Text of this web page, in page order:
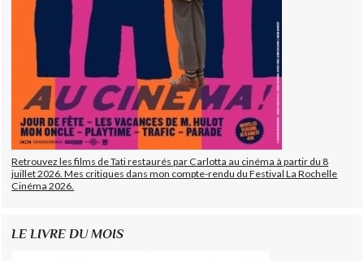
Retrouvez les films de Tati restaurés par Carlotta au cinéma à partir du 8
juillet 2026. Mes critiques dans mon compte-rendu du Festival La Rochelle
Cinéma 2026.
LE LIVRE DU MOIS